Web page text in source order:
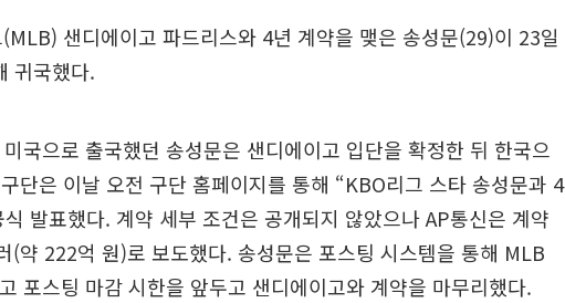
샌디에이고 파드리스와 4년 계약을 맺은 송성문(29)이 23일
귀국했다.
국으로 출국했던 송성문은 샌디에이고 입단을 확정한 뒤 한국으
단은 이날 오전 구단 홈페이지를 통해 “KBO리그 스타 송성문과 4
발표했다. 계약 세부 조건은 공개되지 않았으나 AP통신은 계약
(약 222억 원)로 보도했다. 송성문은 포스팅 시스템을 통해 MLB
포스팅 마감 시한을 앞두고 샌디에이고와 계약을 마무리했다.